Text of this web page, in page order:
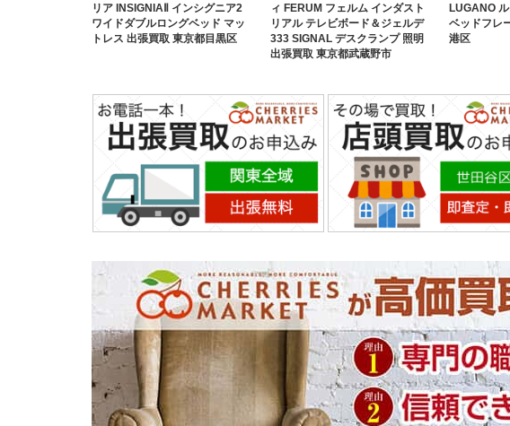
リア INSIGNIAⅡ インシグニア2
ワイドダブルロングベッド マッ
トレス 出張買取 東京都目黒区
ィ FERUM フェルム インダスト
リアル テレビボード＆ジェルデ
333 SIGNAL デスクランプ 照明
出張買取 東京都武蔵野市
LUGANO
ベッドフレ
港区